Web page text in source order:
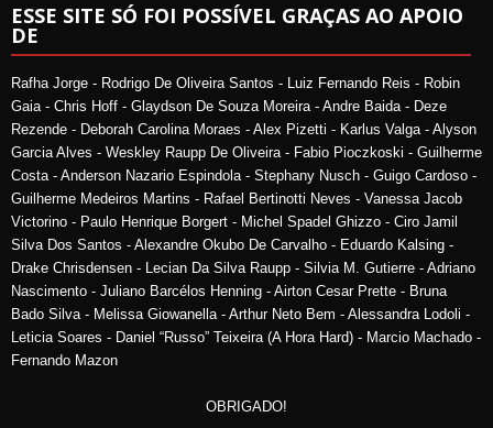
ESSE SITE SÓ FOI POSSÍVEL GRAÇAS AO APOIO
DE
Rafha Jorge - Rodrigo De Oliveira Santos - Luiz Fernando Reis - Robin
Gaia - Chris Hoff - Glaydson De Souza Moreira - Andre Baida - Deze
Rezende - Deborah Carolina Moraes - Alex Pizetti - Karlus Valga - Alyson
Garcia Alves - Weskley Raupp De Oliveira - Fabio Pioczkoski - Guilherme
Costa - Anderson Nazario Espindola - Stephany Nusch - Guigo Cardoso -
Guilherme Medeiros Martins - Rafael Bertinotti Neves - Vanessa Jacob
Victorino - Paulo Henrique Borgert - Michel Spadel Ghizzo - Ciro Jamil
Silva Dos Santos - Alexandre Okubo De Carvalho - Eduardo Kalsing -
Drake Chrisdensen - Lecian Da Silva Raupp - Silvia M. Gutierre - Adriano
Nascimento - Juliano Barcélos Henning - Airton Cesar Prette - Bruna
Bado Silva - Melissa Giowanella - Arthur Neto Bem - Alessandra Lodoli -
Leticia Soares - Daniel “Russo” Teixeira (A Hora Hard) - Marcio Machado -
Fernando Mazon
OBRIGADO!